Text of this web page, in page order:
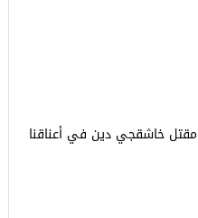
خاشقجي دين في أعناقنا